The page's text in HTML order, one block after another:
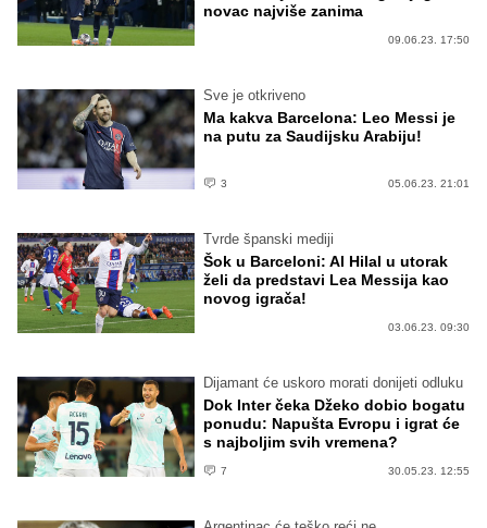
novac najviše zanima
09.06.23. 17:50
Sve je otkriveno
Ma kakva Barcelona: Leo Messi je
na putu za Saudijsku Arabiju!
3 05.06.23. 21:01
Tvrde španski mediji
Šok u Barceloni: Al Hilal u utorak
želi da predstavi Lea Messija kao
novog igrača!
03.06.23. 09:30
Dijamant će uskoro morati donijeti odluku
Dok Inter čeka Džeko dobio bogatu
ponudu: Napušta Evropu i igrat će
s najboljim svih vremena?
7 30.05.23. 12:55